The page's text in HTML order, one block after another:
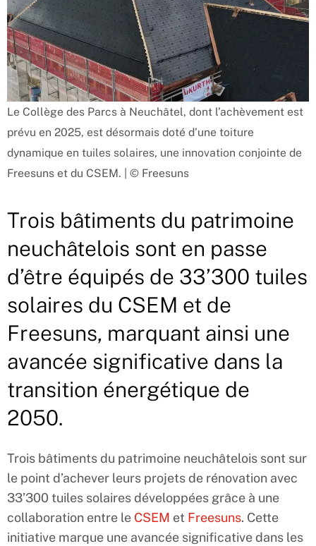
Le Collège des Parcs à Neuchâtel, dont l’achèvement est
prévu en 2025, est désormais doté d’une toiture
dynamique en tuiles solaires, une innovation conjointe de
Freesuns et du CSEM. | © Freesuns
Trois bâtiments du patrimoine
neuchâtelois sont en passe
d’être équipés de 33’300 tuiles
solaires du CSEM et de
Freesuns, marquant ainsi une
avancée significative dans la
transition énergétique de
2050.
Trois bâtiments du patrimoine neuchâtelois sont sur
le point d’achever leurs projets de rénovation avec
33’300 tuiles solaires développées grâce à une
collaboration entre le CSEM et Freesuns. Cette
initiative marque une avancée significative dans les